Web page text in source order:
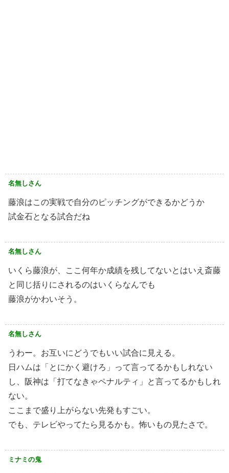
名無しさん
藤浪はこの実戦で自分のピッチングができるかどうか
試金石となる試合だね
名無しさん
いくら藤浪が、ここ何年か成績を残してないとはいえ斎藤
と同じ括りにされるのはいくらなんでも
藤浪がかわいそう。
名無しさん
うわー。お互いにどうでもいい試合に見える。
日ハムは「とにかく避けろ」って言ってるかもしれない
し、阪神は「打てなきゃペナルティ」と言ってるかもしれ
ない。
ここまで盛り上がらない先発もすごい。
でも、テレビやってたら見るかも。怖いもの見たさで。
ミナミの鬼